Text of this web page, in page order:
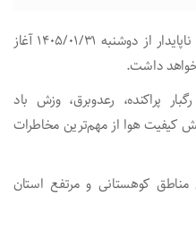
بر اساس این اطلاعیه، فعالیت سامانه ناپایدار از دو‌شنبه ۱۴۰۵/۰۱/۳۱ آغاز
پراکنده، رعدوبرق، وزش باد
کیفیت هوا از مهم‌ترین مخاطرات
کوهستانی و مرتفع استان